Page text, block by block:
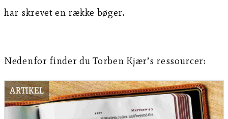
har skrevet en række bøger.
Nedenfor finder du Torben Kjær’s ressourcer:
ARTIKEL